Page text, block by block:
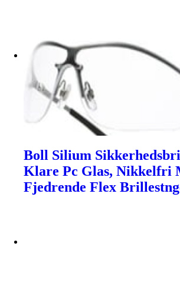
Boll Silium
Klare Pc Glas, Nikkelfri
Fjedrende Flex